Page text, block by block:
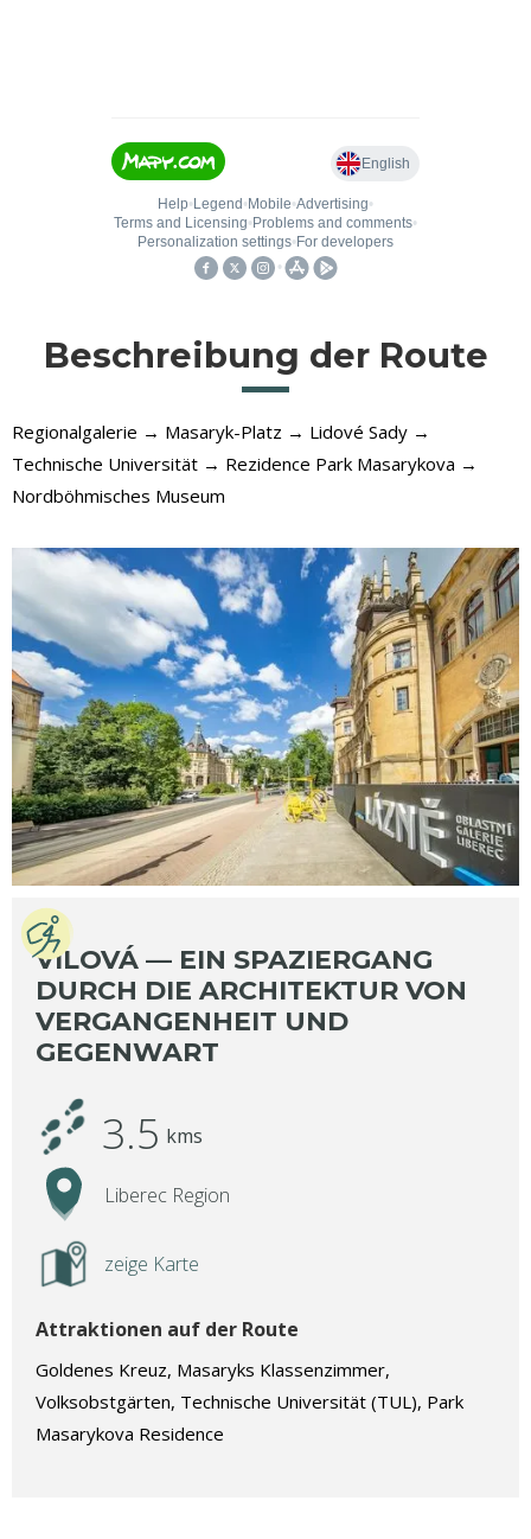
Beschreibung der Route
Regionalgalerie → Masaryk-Platz → Lidové Sady →
Technische Universität → Rezidence Park Masarykova →
Nordböhmisches Museum
VILOVÁ — EIN SPAZIERGANG
DURCH DIE ARCHITEKTUR VON
VERGANGENHEIT UND
GEGENWART
3.5 kms
Liberec Region
zeige Karte
Attraktionen auf der Route
Goldenes Kreuz, Masaryks Klassenzimmer,
Volksobstgärten, Technische Universität (TUL), Park
Masarykova Residence